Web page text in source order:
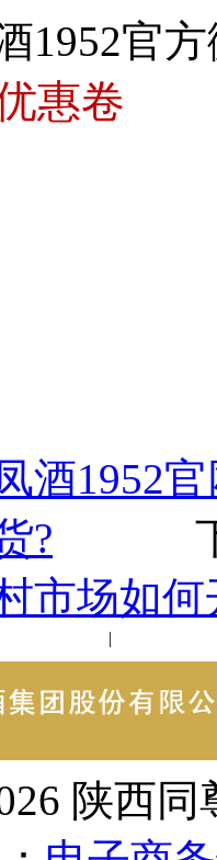
1952官
惠卷
凤酒1952
? 下
市场如何
|
陕西